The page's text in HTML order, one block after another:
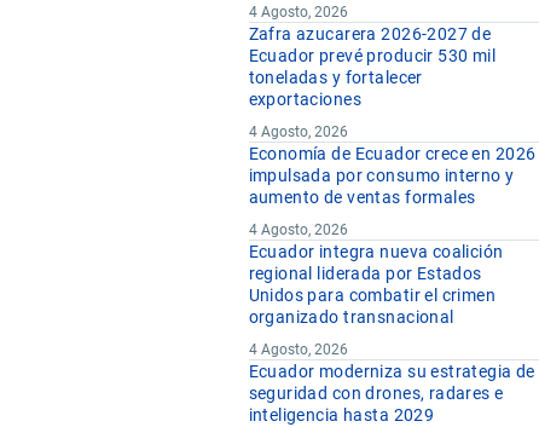
4 Agosto, 2026
Zafra azucarera 2026-2027 de
Ecuador prevé producir 530 mil
toneladas y fortalecer
exportaciones
4 Agosto, 2026
Economía de Ecuador crece en 2026
impulsada por consumo interno y
aumento de ventas formales
4 Agosto, 2026
Ecuador integra nueva coalición
regional liderada por Estados
Unidos para combatir el crimen
organizado transnacional
4 Agosto, 2026
Ecuador moderniza su estrategia de
seguridad con drones, radares e
inteligencia hasta 2029